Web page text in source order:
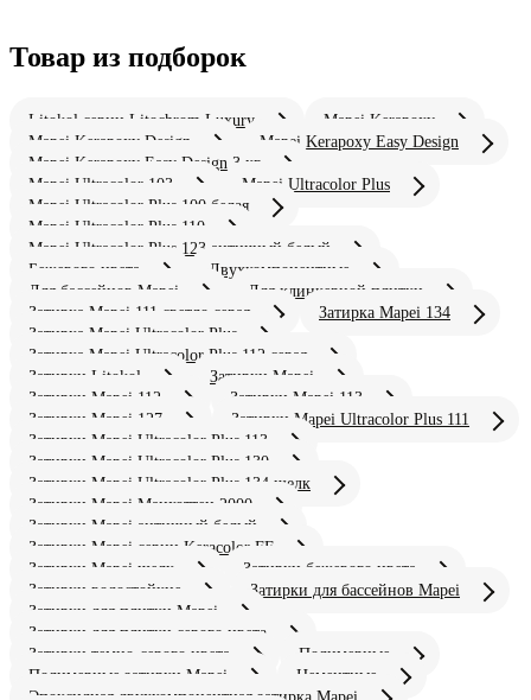
Товар из подборок
Litokol серии Litochrom Luxury
Mapei Kerapoxy
Mapei Kerapoxy Design
Mapei Kerapoxy Easy Design
Mapei Kerapoxy Easy Design 3 кг
Mapei Ultracolor 103
Mapei Ultracolor Plus
Mapei Ultracolor Plus 100 белая
Mapei Ultracolor Plus 110
Mapei Ultracolor Plus 123 античный белый
Бежевого цвета
Двухкомпонентные
Для бассейнов Mapei
Для клинкерной плитки
Затирка Mapei 111 светло серая
Затирка Mapei 134
Затирка Mapei Ultracolor Plus
Затирка Mapei Ultracolor Plus 112 серая
Затирки Litokol
Затирки Mapei
Затирки Mapei 112
Затирки Mapei 113
Затирки Mapei 127
Затирки Mapei Ultracolor Plus 111
Затирки Mapei Ultracolor Plus 113
Затирки Mapei Ultracolor Plus 130
Затирки Mapei Ultracolor Plus 134 шелк
Затирки Mapei Манхэттен 2000
Затирки Mapei античный белый
Затирки Mapei серии Keracolor FF
Затирки Mapei шелк
Затирки бежевого цвета
Затирки водостойкие
Затирки для бассейнов Mapei
Затирки для плитки Mapei
Затирки для плитки серого цвета
Затирки темно-серого цвета
Полимерные
Полимерные затирки Mapei
Цементные